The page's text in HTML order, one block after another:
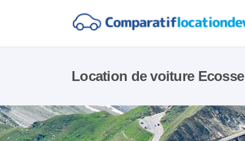
Location de voiture Ecosse